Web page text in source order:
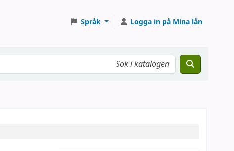
Språk Logga in på Mina lån